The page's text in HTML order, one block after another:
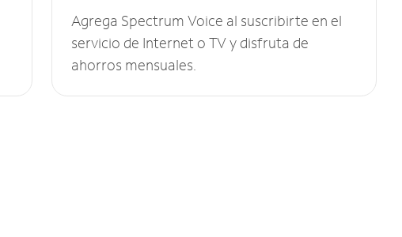
Agrega Spectrum Voice al suscribirte en el
servicio de Internet o TV y disfruta de
ahorros mensuales.